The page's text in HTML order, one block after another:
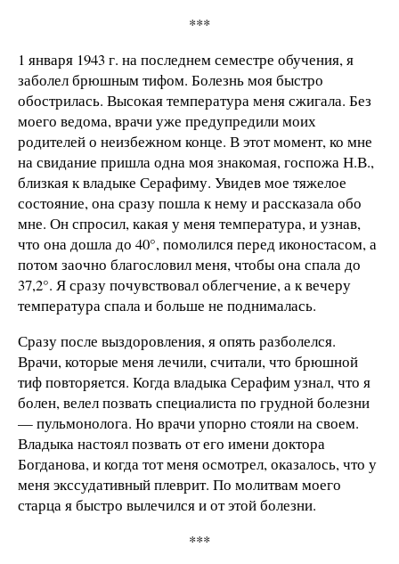
***
1 января 1943 г. на последнем семестре обучения, я
заболел брюшным тифом. Болезнь моя быстро
обострилась. Высокая температура меня сжигала. Без
моего ведома, врачи уже предупредили моих
родителей о неизбежном конце. В этот момент, ко мне
на свидание пришла одна моя знакомая, госпожа Н.В.,
близкая к владыке Серафиму. Увидев мое тяжелое
состояние, она сразу пошла к нему и рассказала обо
мне. Он спросил, какая у меня температура, и узнав,
что она дошла до 40°, помолился перед иконостасом, а
потом заочно благословил меня, чтобы она спала до
37,2°. Я сразу почувствовал облегчение, а к вечеру
температура спала и больше не поднималась.
Сразу после выздоровления, я опять разболелся.
Врачи, которые меня лечили, считали, что брюшной
тиф повторяется. Когда владыка Серафим узнал, что я
болен, велел позвать специалиста по грудной болезни
— пульмонолога. Но врачи упорно стояли на своем.
Владыка настоял позвать от его имени доктора
Богданова, и когда тот меня осмотрел, оказалось, что у
меня экссудативный плеврит. По молитвам моего
старца я быстро вылечился и от этой болезни.
***